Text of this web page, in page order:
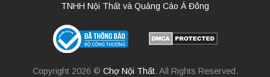
TNHH Nội Thất và Quảng Cáo Á Đông
Copyright 2026 © Chợ Nội Thất. All Rights Reserved.